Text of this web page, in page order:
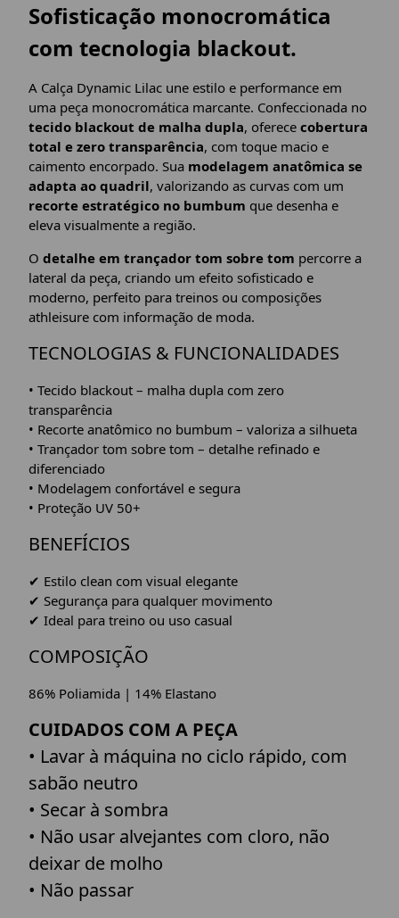
Sofisticação monocromática
com tecnologia blackout.
A Calça Dynamic Lilac une estilo e performance em
uma peça monocromática marcante. Confeccionada no
tecido blackout de malha dupla, oferece cobertura
total e zero transparência, com toque macio e
caimento encorpado. Sua modelagem anatômica se
adapta ao quadril, valorizando as curvas com um
recorte estratégico no bumbum que desenha e
eleva visualmente a região.
O detalhe em trançador tom sobre tom percorre a
lateral da peça, criando um efeito sofisticado e
moderno, perfeito para treinos ou composições
athleisure com informação de moda.
TECNOLOGIAS & FUNCIONALIDADES
• Tecido blackout – malha dupla com zero
transparência
• Recorte anatômico no bumbum – valoriza a silhueta
• Trançador tom sobre tom – detalhe refinado e
diferenciado
• Modelagem confortável e segura
• Proteção UV 50+
BENEFÍCIOS
✔ Estilo clean com visual elegante
✔ Segurança para qualquer movimento
✔ Ideal para treino ou uso casual
COMPOSIÇÃO
86% Poliamida | 14% Elastano
CUIDADOS COM A PEÇA
• Lavar à máquina no ciclo rápido, com
sabão neutro
• Secar à sombra
• Não usar alvejantes com cloro, não
deixar de molho
• Não passar